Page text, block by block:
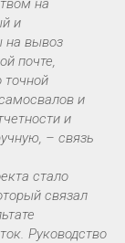
на
и
на вывоз
почте,
точной
и
и
– связь
стало
связал
Руководство